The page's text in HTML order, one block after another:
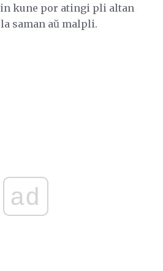
kune por atingi pli altan
saman aŭ malpli.
ad